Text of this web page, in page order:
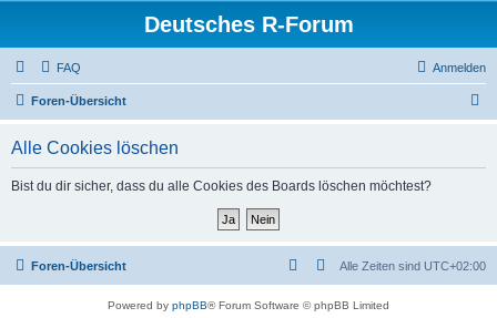
Deutsches R-Forum
FAQ Anmelden
Foren-Übersicht
Alle Cookies löschen
Bist du dir sicher, dass du alle Cookies des Boards löschen möchtest?
Foren-Übersicht Alle Zeiten sind UTC+02:00
Powered by phpBB® Forum Software © phpBB Limited